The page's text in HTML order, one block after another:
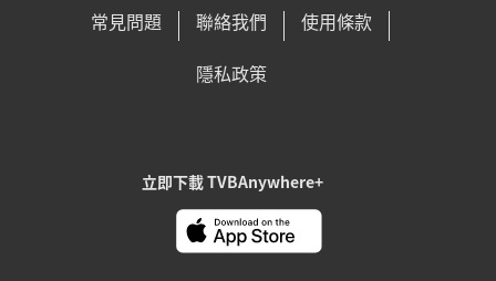
常見問題 聯絡我們
使用條款
隱私政策
立即下載 TVBAnywhere+